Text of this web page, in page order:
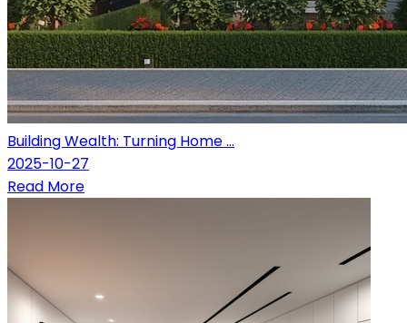
Building Wealth: Turning Home ...
2025-10-27
Read More